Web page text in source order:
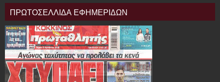
ΠΡΩΤΟΣΕΛΛΙΔΑ ΕΦΗΜΕΡΙΔΩΝ